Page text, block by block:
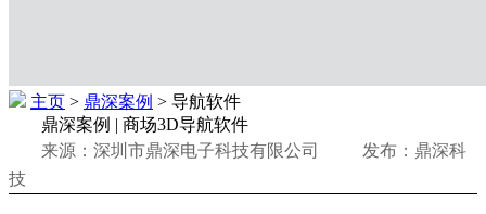
主页 > 鼎深案例 > 导航软件
鼎深案例 | 商场3D导航软件
来源：深圳市鼎深电子科技有限公司 发布：鼎深科
技